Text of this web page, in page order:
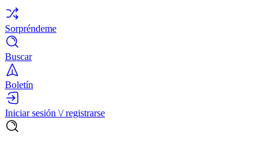
Sorpréndeme
Buscar
Boletín
Iniciar sesión \/ registrarse